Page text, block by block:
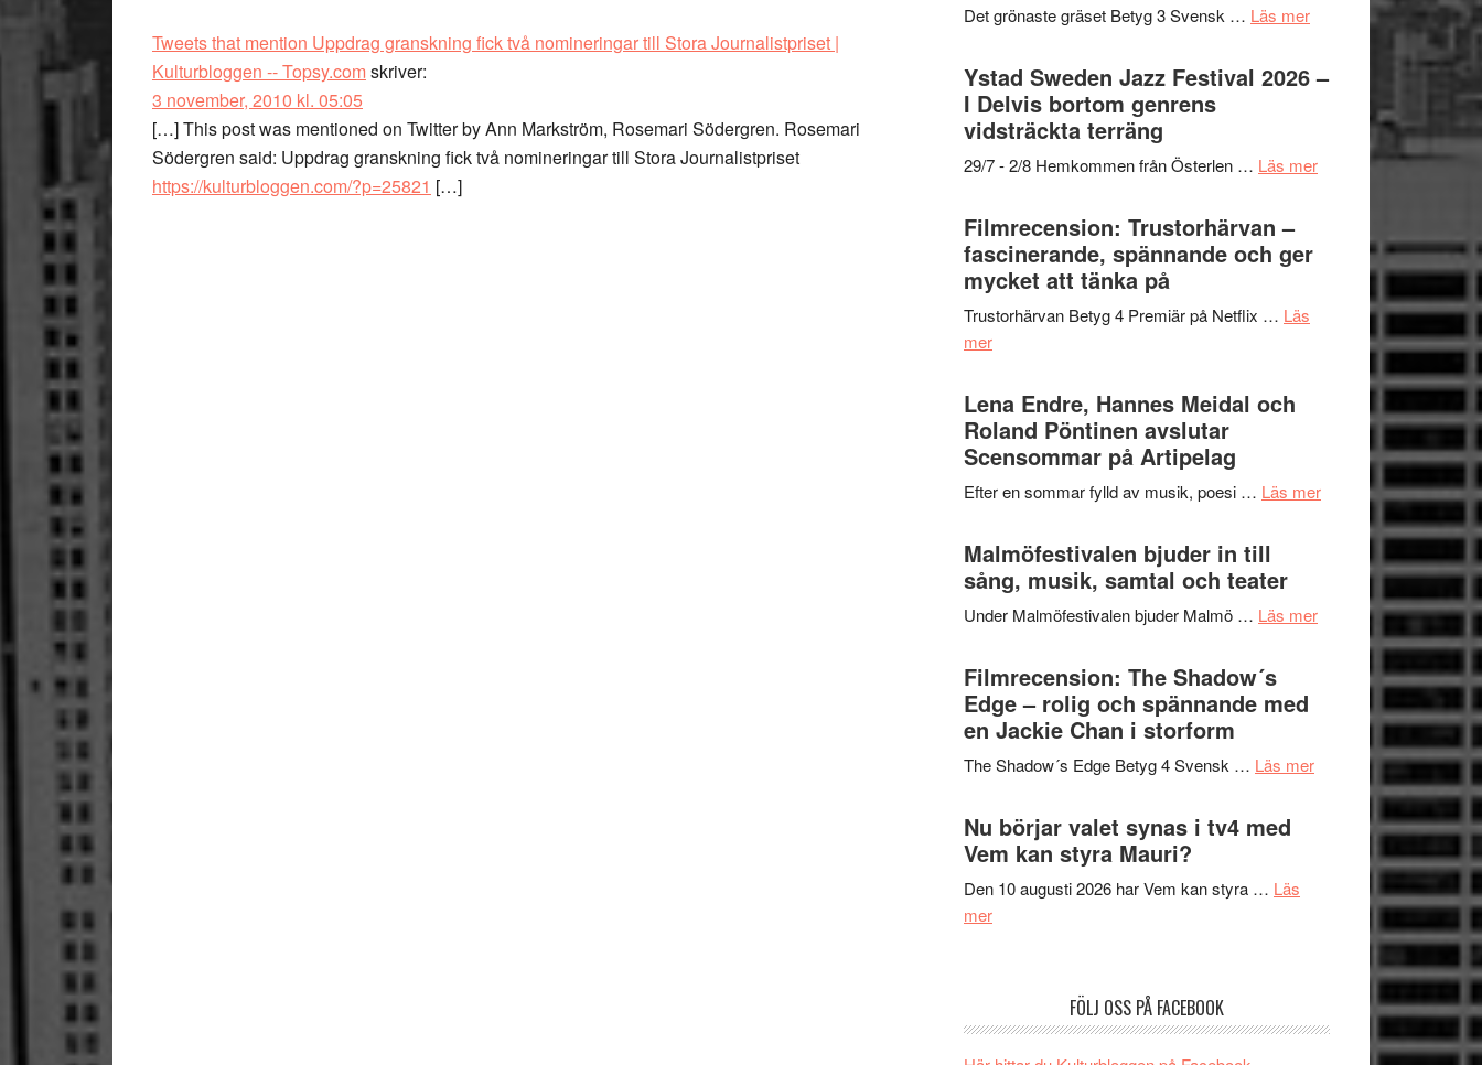
Tweets that mention Uppdrag granskning fick två nomineringar till Stora Journalistpriset |
Kulturbloggen -- Topsy.comskriver:
3 november, 2010 kl. 05:05
[…] This post was mentioned on Twitter by Ann Markström, Rosemari Södergren. Rosemari
Södergren said: Uppdrag granskning fick två nomineringar till Stora Journalistpriset
https://kulturbloggen.com/?p=25821 […]
med
Mulder
och
Kulturs
Det grönaste gräset Betyg 3 Svensk … Läs merom
en
hjärtevarm
Ystad Sweden Jazz Festival 2026 –
I Delvis bortom genrens
vidsträckta terräng
29/7 - 2/8 Hemkommen från Österlen … Läs merom
Festival
genrens
vidsträckta
Filmrecension: Trustorhärvan –
fascinerande, spännande och ger
mycket att tänka på
Trustorhärvan Betyg 4 Premiär på Netflix … Läs
merom
Trustorhärvan
–
fascinerande,
spännande
och
mycket
att
tänka
Lena Endre, Hannes Meidal och
Roland Pöntinen avslutar
Scensommar på Artipelag
Efter en sommar fylld av musik, poesi … Läs merom
Hannes
Roland
Pöntinen
Scensommar
Artipelag
Malmöfestivalen bjuder in till
sång, musik, samtal och teater
Under Malmöfestivalen bjuder Malmö … Läs merom
Malmöfestivalen
Filmrecension: The Shadow´s
Edge – rolig och spännande med
en Jackie Chan i storform
The Shadow´s Edge Betyg 4 Svensk … Läs merom
Filmrecension:
spännande
med
Nu börjar valet synas i tv4 med
Vem kan styra Mauri?
Den 10 augusti 2026 har Vem kan styra … Läs
merom
FÖLJ OSS PÅ FACEBOOK